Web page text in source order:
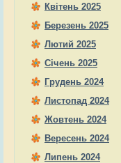
Квітень 2025
Березень 2025
Лютий 2025
Січень 2025
Грудень 2024
Листопад 2024
Жовтень 2024
Вересень 2024
Липень 2024